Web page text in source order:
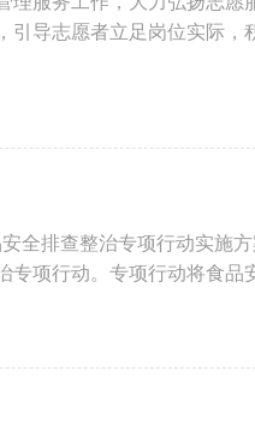
引导志愿者立足岗位实际，
全排查整治专项行动实施
专项行动。专项行动将食品